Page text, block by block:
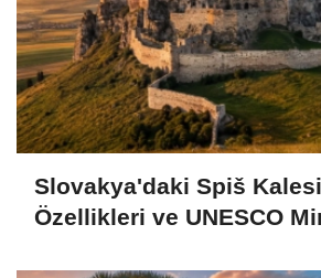
Slovakya'daki Spiš
Özellikleri ve UNESCO